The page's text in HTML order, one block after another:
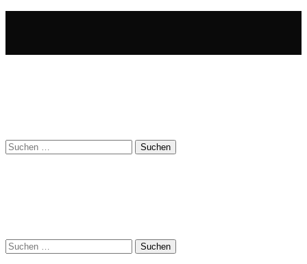
Suchen
nach:
Suchen
nach: